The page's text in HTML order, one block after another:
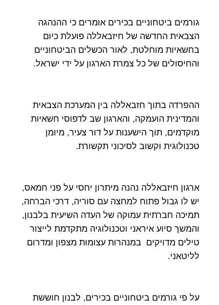
גורמים ביטחוניים בכירים אומרים כי ההנהגה
הצבאית החדשה של חיזבאללה פועלת כיום
בחשאיות מוחלטת, לאור הכשלים הביטחוניים
והחיסולים של כל צמרת הארגון על ידי ישראל.
ההפרדה בתוך חזבאללה בין המערכת הצבאית
והמדינית הועמקה, והארגון שב לדפוסי חשאיות
מוקדמים, תוך הישענות על דור צעיר, מיומן
טכנולוגית וקשוב לסיכוני תקשורת.
ארגון חיזבאללה נהנה מיתרון יחסי על פני חמאס,
יש לו גבול פתוח למחצה עם סוריה, דרכי הברחה,
תמיכה חברתית עמוקה של העדה השיעית בלבנון,
והמשך סיוע איראני וטכנולוגיה מתקדמת לייצור
טילים מדויקים במנהרות עצומות מצפון ומדרום
לליטאני.
על פי גורמים ביטחוניים בכירים, לבנון חוששת